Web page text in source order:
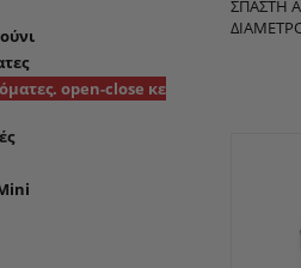
open-close κε
ΣΠΑΣΤΉ